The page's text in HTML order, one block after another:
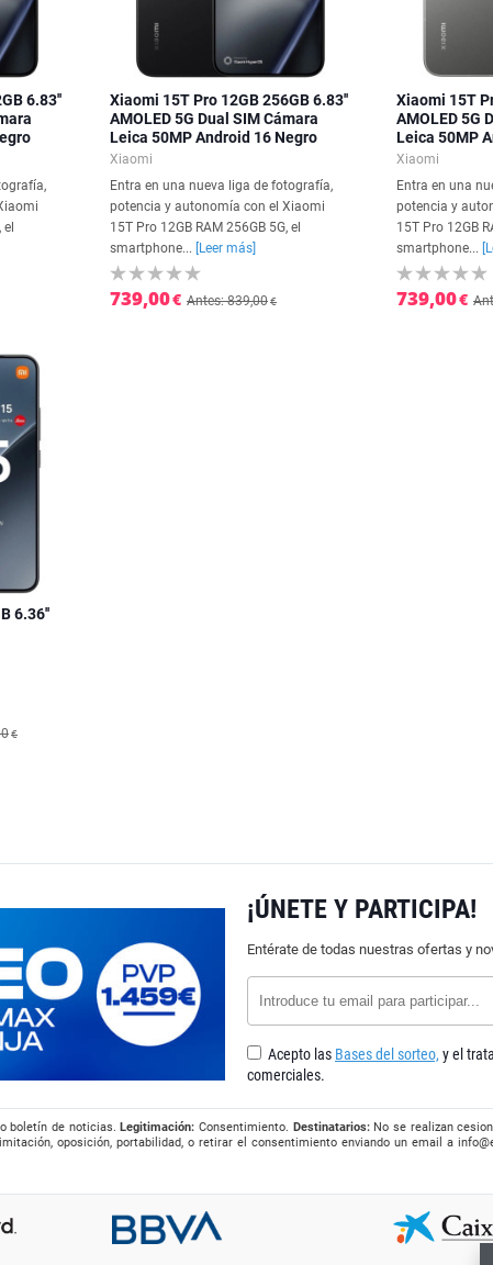
6.83''
Xiaomi 15T Pro 12GB 256GB 6.83''
AMOLED 5G Dual SIM Cámara
Leica 50MP Android 16 Negro
Xiaomi
Entra en una nueva liga de fotografía,
potencia y autonomía con el Xiaomi
15T Pro 12GB RAM 256GB 5G, el
smartphone...
[Leer más]
739,00€ Antes: 839,00€
Xiaomi 15T
AMOLED 5G
Leica 50MP
Xiaomi
Entra en una
potencia y
15T Pro 12GB
smartphone...
739,00€
6.36''
€
¡ÚNETE Y PARTICIPA!
Entérate de todas nuestras ofertas y
Acepto las Bases del sorteo, y el
comerciales.
boletín de noticias.Legitimación: Consentimiento. Destinatarios:No se realizan
oposición, portabilidad, o retirar el consentimiento enviando un email a